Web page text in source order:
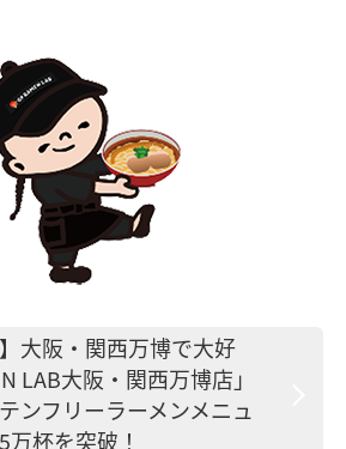
大阪・関西万博で大好
LAB大阪・関西万博店」
ンフリーラーメンメニュ
杯を突破！